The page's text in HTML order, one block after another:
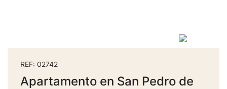
REF: 02742
Apartamento en San Pedro de